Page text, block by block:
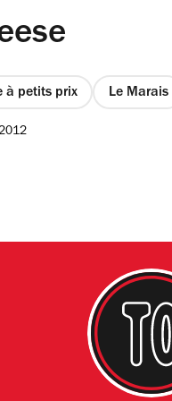
à petits prix Le Marais